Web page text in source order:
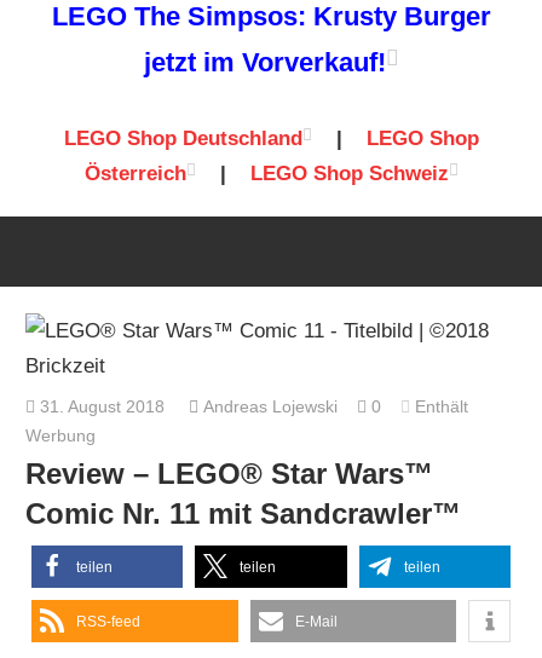
LEGO The Simpsos: Krusty Burger
jetzt im Vorverkauf!
LEGO Shop Deutschland | LEGO Shop
Österreich
| LEGO Shop Schweiz
31. August 2018 Andreas Lojewski 0
Enthält
Werbung
Review – LEGO® Star Wars™
Comic Nr. 11 mit Sandcrawler™
teilen teilen teilen
RSS-feed E-Mail